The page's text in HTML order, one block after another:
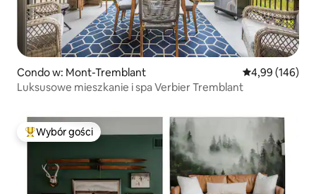
Condo w: Mont-Tremblant Średnia
4,99 (146)
Luksusowe mieszkanie i spa Verbier Tremblant
Najpopularniejsze z kategorii Wybór gości
Wybór gości